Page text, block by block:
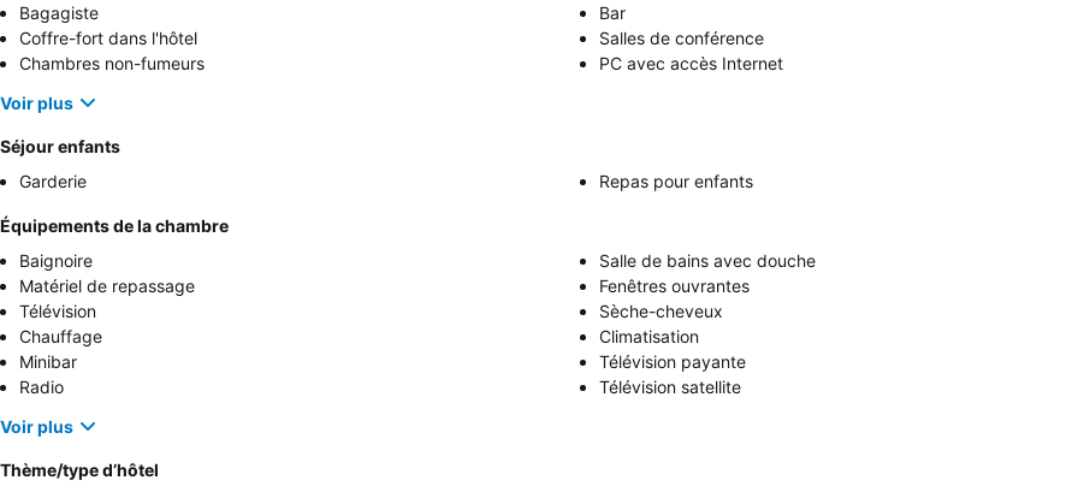
Bagagiste
Bar
Coffre-fort dans l'hôtel
Salles de conférence
Chambres non-fumeurs
PC avec accès Internet
Voir plus
Séjour enfants
Garderie
Repas pour enfants
Équipements de la chambre
Baignoire
Salle de bains avec douche
Matériel de repassage
Fenêtres ouvrantes
Télévision
Sèche-cheveux
Chauffage
Climatisation
Minibar
Télévision payante
Radio
Télévision satellite
Voir plus
Thème/type d’hôtel